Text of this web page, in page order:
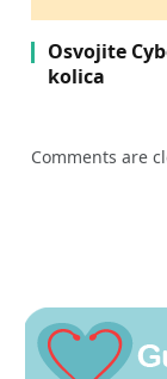
Osvojite
kolica
Comments are